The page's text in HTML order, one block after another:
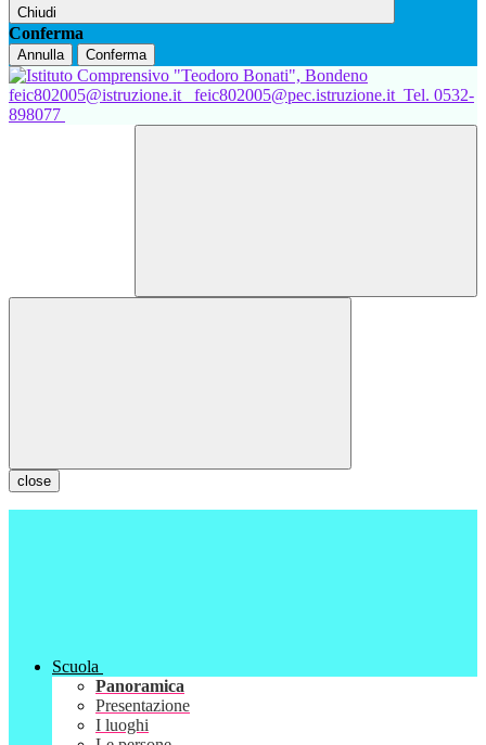
Chiudi
Conferma
Annulla Conferma
feic802005@istruzione.it feic802005@pec.istruzione.it Tel. 0532-
898077
close
Scuola
Panoramica
Presentazione
I luoghi